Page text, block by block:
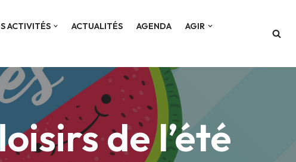
ACTIVITÉS ACTUALITÉS AGENDA
AGIR
de l’été